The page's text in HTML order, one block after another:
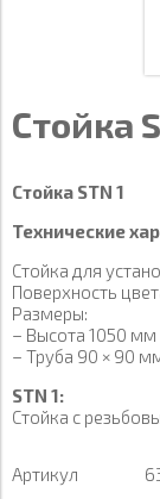
Стойка
Стойка STN 1
Технические
Стойка для
Поверхность
Размеры:
– Высота 1050 мм
– Труба 90 × 90
STN 1:
Стойка с
Артикул